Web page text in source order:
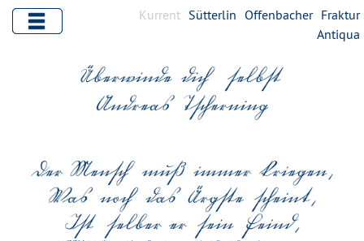
Kurrent Sütterlin Offenbacher Fraktur
Antiqua